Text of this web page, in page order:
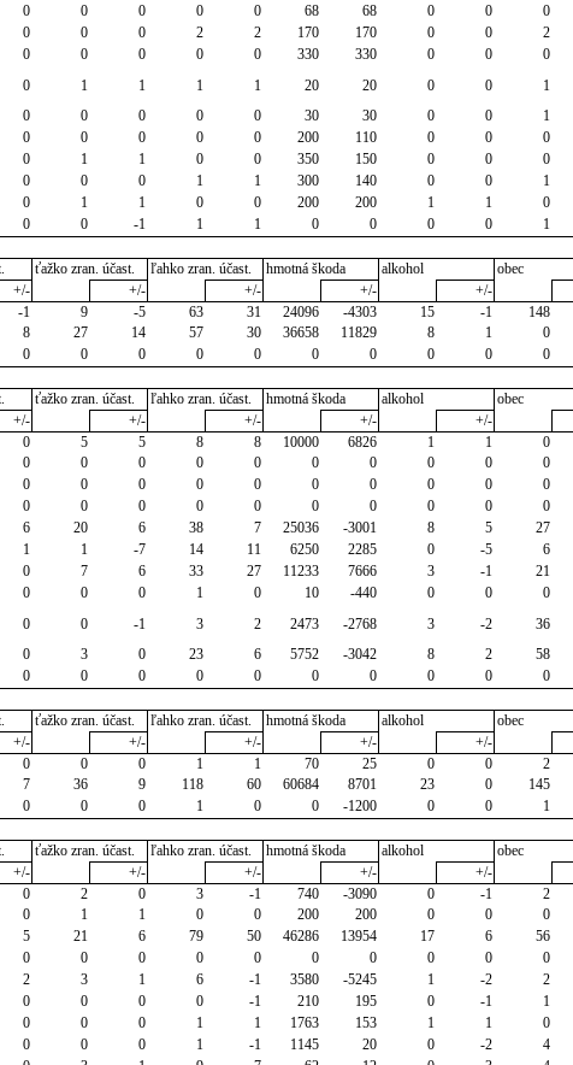
0 0 0 0 0 68 68 0 0 0
0 0 0 2 2 170 170 0 0 2
0 0 0 0 0 330 330 0 0 0
0 1 1 1 1 20 20 0 0 1
0 0 0 0 0 30 30 0 0 1
0 0 0 0 0 200 110 0 0 0
0 1 1 0 0 350 150 0 0 0
0 0 0 1 1 300 140 0 0 1
0 1 1 0 0 200 200 1 1 0
0 0 -1 1 1 0 0 0 0 1
ťažko zran. účast. ľahko zran. účast. hmotná škoda alkohol
obec
+/- +/- +/- +/- +/-
-1 9 -5 63 31 24096 -4303 15 -1 148
8 27 14 57 30 36658 11829 8 1 0
0 0 0 0 0 0 0 0 0 0
ťažko zran. účast. ľahko zran. účast. hmotná škoda alkohol
obec
+/- +/- +/- +/- +/-
0 5 5 8 8 10000 6826 1 1 0
0 0 0 0 0 0 0 0 0 0
0 0 0 0 0 0 0 0 0 0
0 0 0 0 0 0 0 0 0 0
6 20 6 38 7 25036 -3001 8 5 27
1 1 -7 14 11 6250 2285 0 -5 6
0 7 6 33 27 11233 7666 3 -1 21
0 0 0 1 0 10 -440 0 0 0
0 0 -1 3 2 2473 -2768 3 -2 36
0 3 0 23 6 5752 -3042 8 2 58
0 0 0 0 0 0 0 0 0 0
ťažko zran. účast. ľahko zran. účast. hmotná škoda alkohol
obec
+/- +/- +/- +/- +/-
0 0 0 1 1 70 25 0 0 2
7 36 9 118 60 60684 8701 23 0 145
0 0 0 1 0 0 -1200 0 0 1
ťažko zran. účast. ľahko zran. účast. hmotná škoda alkohol
obec
+/- +/- +/- +/- +/-
0 2 0 3 -1 740 -3090 0 -1 2
0 1 1 0 0 200 200 0 0 0
5 21 6 79 50 46286 13954 17 6 56
0 0 0 0 0 0 0 0 0 0
2 3 1 6 -1 3580 -5245 1 -2 2
0 0 0 0 -1 210 195 0 -1 1
0 0 0 1 1 1763 153 1 1 0
0 0 0 1 -1 1145 20 0 -2 4